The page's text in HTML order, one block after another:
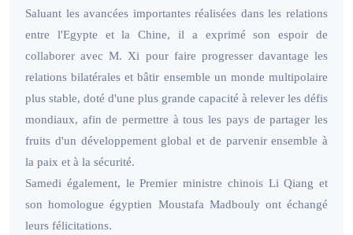
Saluant les avancées importantes réalisées dans les relations
entre l'Egypte et la Chine, il a exprimé son espoir de
collaborer avec M. Xi pour faire progresser davantage les
relations bilatérales et bâtir ensemble un monde multipolaire
plus stable, doté d'une plus grande capacité à relever les défis
mondiaux, afin de permettre à tous les pays de partager les
fruits d'un développement global et de parvenir ensemble à
la paix et à la sécurité.
Samedi également, le Premier ministre chinois Li Qiang et
son homologue égyptien Moustafa Madbouly ont échangé
leurs félicitations.